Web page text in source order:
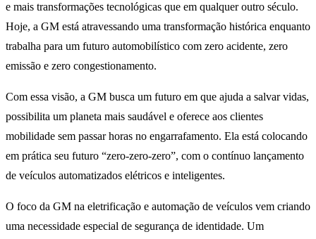
e mais transformações tecnológicas que em qualquer outro século.
Hoje, a GM está atravessando uma transformação histórica enquanto
trabalha para um futuro automobilístico com zero acidente, zero
emissão e zero congestionamento.
Com essa visão, a GM busca um futuro em que ajuda a salvar vidas,
possibilita um planeta mais saudável e oferece aos clientes
mobilidade sem passar horas no engarrafamento. Ela está colocando
em prática seu futuro “zero-zero-zero”, com o contínuo lançamento
de veículos automatizados elétricos e inteligentes.
O foco da GM na eletrificação e automação de veículos vem criando
uma necessidade especial de segurança de identidade. Um